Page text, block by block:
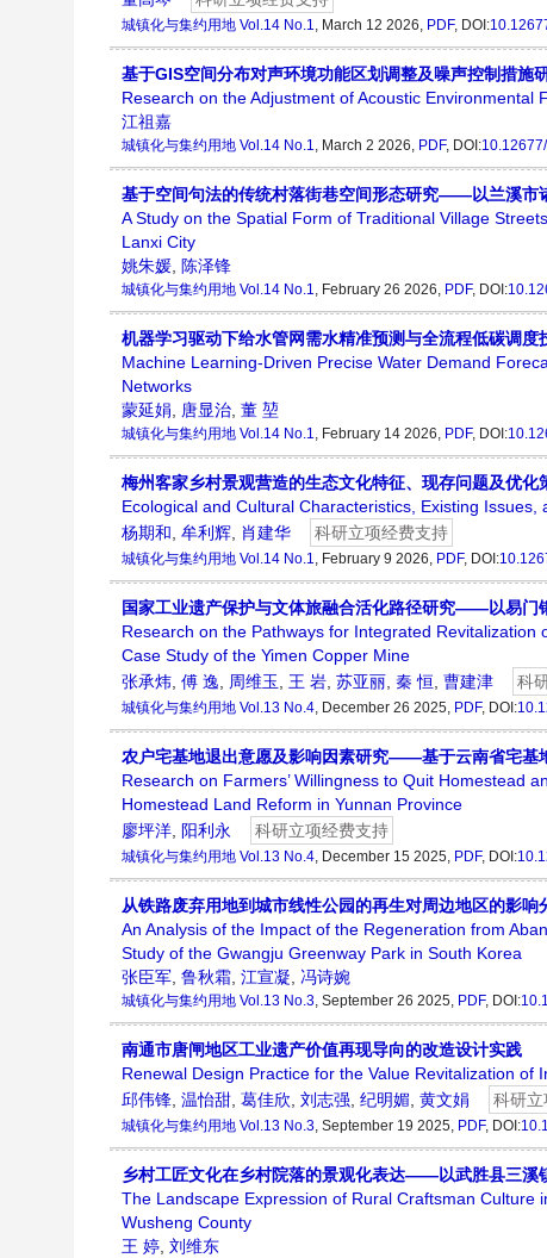
城镇化与集约用地 Vol.14 No.1, March 12 2026, PDF, DOI:
基于GIS空间分布对声环境功能区划调整及噪声控制措施
Research on the Adjustment of Acoustic
江祖嘉
城镇化与集约用地 Vol.14 No.1, March 2 2026, PDF, DOI:
基于空间句法的传统村落街巷空间形态研究——以兰溪市
A Study on the Spatial Form of Traditional Village
Lanxi City
姚朱媛, 陈泽锋
城镇化与集约用地 Vol.14 No.1, February 26 2026, PDF, DOI:
机器学习驱动下给水管网需水精准预测与全流程低碳调度
Machine Learning-Driven Precise Water Demand
Networks
蒙延娟, 唐显治, 董 堃
城镇化与集约用地 Vol.14 No.1, February 14 2026, PDF, DOI:
梅州客家乡村景观营造的生态文化特征、现存问题及优化
Ecological and Cultural Characteristics, Existing
杨期和, 牟利辉, 肖建华 科研立项经费支持
城镇化与集约用地 Vol.14 No.1, February 9 2026, PDF, DOI:
国家工业遗产保护与文体旅融合活化路径研究——以易门
Research on the Pathways for Integrated
Case Study of the Yimen Copper Mine
张承炜, 傅 逸, 周维玉, 王 岩, 苏亚丽, 秦 恒, 曹建津 科
城镇化与集约用地 Vol.13 No.4, December 26 2025, PDF, DOI:
农户宅基地退出意愿及影响因素研究——基于云南省宅基
Research on Farmers’ Willingness to Quit Homestead
Homestead Land Reform in Yunnan Province
廖坪洋, 阳利永 科研立项经费支持
城镇化与集约用地 Vol.13 No.4, December 15 2025, PDF, DOI:
从铁路废弃用地到城市线性公园的再生对周边地区的影
An Analysis of the Impact of the Regeneration from
Study of the Gwangju Greenway Park in South Korea
张臣军, 鲁秋霜, 江宣凝, 冯诗婉
城镇化与集约用地 Vol.13 No.3, September 26 2025, PDF, DOI:
南通市唐闸地区工业遗产价值再现导向的改造设计实践
Renewal Design Practice for the Value Revitalization of
邱伟锋, 温怡甜, 葛佳欣, 刘志强, 纪明媚, 黄文娟 科研
城镇化与集约用地 Vol.13 No.3, September 19 2025, PDF, DOI:
乡村工匠文化在乡村院落的景观化表达——以武胜县三溪
The Landscape Expression of Rural Craftsman
Wusheng County
王 婷, 刘维东